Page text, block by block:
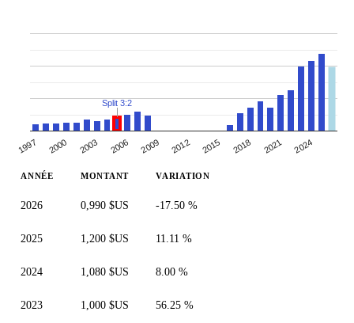
1997 2000 2003 2006 2009 2012 2015 2018 2021 2024
Split 3:2
ANNÉE MONTANT VARIATION
2026 0,990 $US -17.50 %
2025 1,200 $US 11.11 %
2024 1,080 $US 8.00 %
2023 1,000 $US 56.25 %